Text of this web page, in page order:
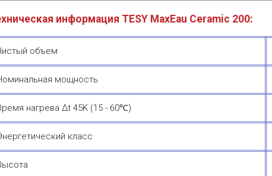
информация TESY MaxEau Ceramic 200:
объем
мощность
нагрева Δt 45K (15 - 60℃)
класс